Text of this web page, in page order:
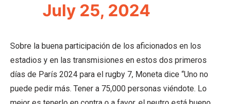
July 25, 2024
Sobre la buena participación de los aficionados en los
estadios y en las transmisiones en estos dos primeros
días de París 2024 para el rugby 7, Moneta dice “Uno no
puede pedir más. Tener a 75,000 personas viéndote. Lo